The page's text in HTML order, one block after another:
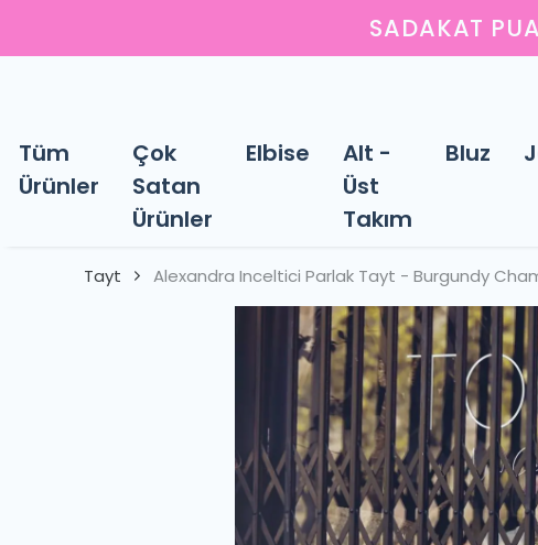
YENI
Tüm
Ürünler
Çok
Satan
Ürünler
Elbise
Alt -
Üst
Takım
Bluz
Tayt Alexandra Inceltici Parlak Tayt - Burgundy